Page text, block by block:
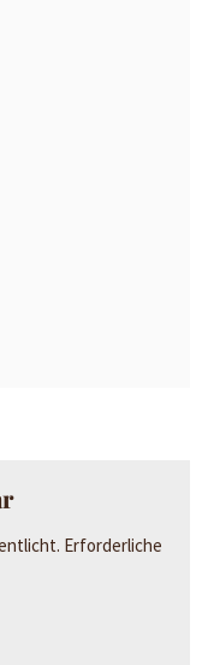
Erforderliche